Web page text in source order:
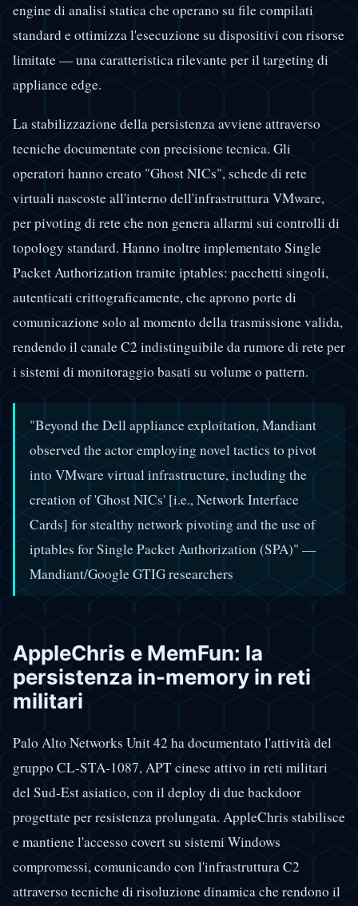
engine di analisi statica che operano su file compilati
standard e ottimizza l'esecuzione su dispositivi con risorse
limitate — una caratteristica rilevante per il targeting di
appliance edge.
La stabilizzazione della persistenza avviene attraverso
tecniche documentate con precisione tecnica. Gli
operatori hanno creato "Ghost NICs", schede di rete
virtuali nascoste all'interno dell'infrastruttura VMware,
per pivoting di rete che non genera allarmi sui controlli di
topology standard. Hanno inoltre implementato Single
Packet Authorization tramite iptables: pacchetti singoli,
autenticati crittograficamente, che aprono porte di
comunicazione solo al momento della trasmissione valida,
rendendo il canale C2 indistinguibile da rumore di rete per
i sistemi di monitoraggio basati su volume o pattern.
"Beyond the Dell appliance exploitation, Mandiant
observed the actor employing novel tactics to pivot
into VMware virtual infrastructure, including the
creation of 'Ghost NICs' [i.e., Network Interface
Cards] for stealthy network pivoting and the use of
iptables for Single Packet Authorization (SPA)" —
Mandiant/Google GTIG researchers
AppleChris e MemFun: la
persistenza in-memory in reti
militari
Palo Alto Networks Unit 42 ha documentato l'attività del
gruppo CL-STA-1087, APT cinese attivo in reti militari
del Sud-Est asiatico, con il deploy di due backdoor
progettate per resistenza prolungata. AppleChris stabilisce
e mantiene l'accesso covert su sistemi Windows
compromessi, comunicando con l'infrastruttura C2
attraverso tecniche di risoluzione dinamica che rendono il